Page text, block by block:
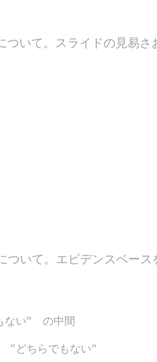
ついて。スライドの見易さ
ついて。エビデンスベース
ない” の中間
“どちらでもない”